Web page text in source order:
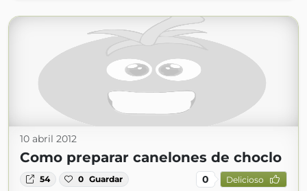
10 abril 2012
Como preparar canelones de choclo
54 0 Guardar 0 Delicioso